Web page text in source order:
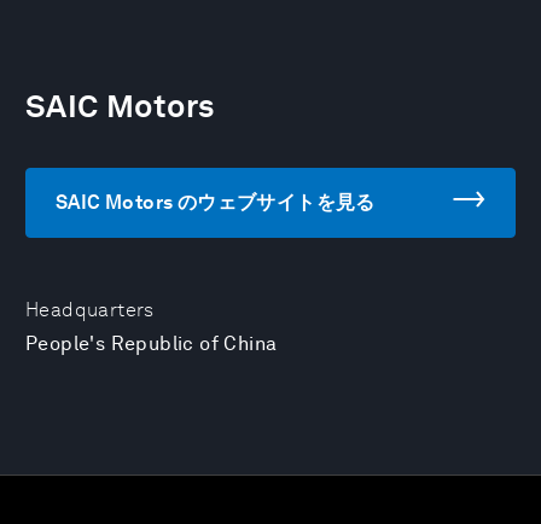
Headquarters
People's Republic of China
SAIC Motors
SAIC Motors のウェブサイトを見る